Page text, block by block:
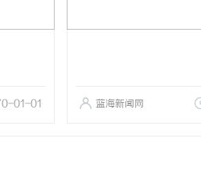
01-01 蓝海新闻网